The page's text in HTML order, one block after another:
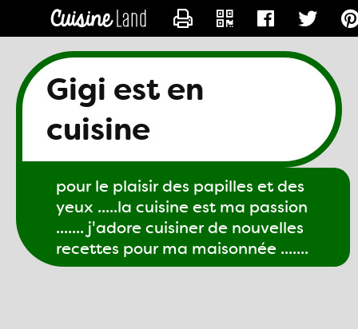
Gigi est en
cuisine
pour le plaisir des papilles et des
yeux .....la cuisine est ma passion
....... j'adore cuisiner de nouvelles
recettes pour ma maisonnée .......
CONTACTER GIGI61